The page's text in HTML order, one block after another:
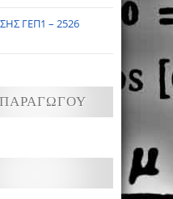
ΓΕΠ1 – 2526